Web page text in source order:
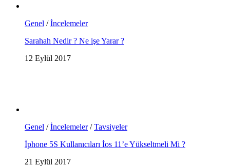
Genel /İncelemeler
Sarahah Nedir ? Ne işe Yarar ?
12 Eylül 2017
Genel /İncelemeler/Tavsiyeler
İphone 5S Kullanıcıları İos 11’e Yükseltmeli Mi ?
21 Eylül 2017